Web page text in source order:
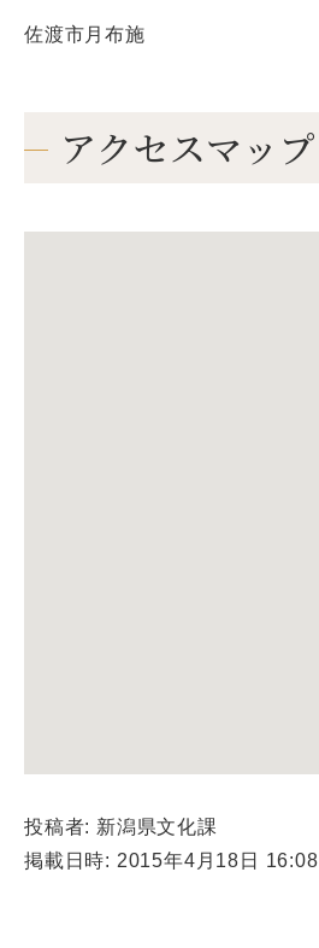
佐渡市月布施
アクセスマップ
投稿者: 新潟県文化課
掲載日時: 2015年4月18日 16:08